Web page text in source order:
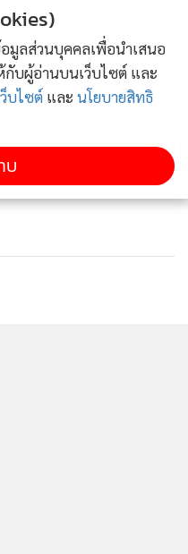
โทษสังคมด้วยที่ทำให้
และเลิกยุ่งกับหนูสัก
ารีดา#ติณติณนิวคันทรี่
ติม
อมูลส่วนบุคคลเพื่อนำเสนอ
บผู้อ่านบนเว็บไซต์ และ
บไซต์ และ นโยบายสิทธิ
บ